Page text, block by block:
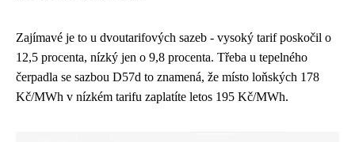
Zajímavé je to u dvoutarifových sazeb - vysoký tarif poskočil o
12,5 procenta, nízký jen o 9,8 procenta. Třeba u tepelného
čerpadla se sazbou D57d to znamená, že místo loňských 178
Kč/MWh v nízkém tarifu zaplatíte letos 195 Kč/MWh.